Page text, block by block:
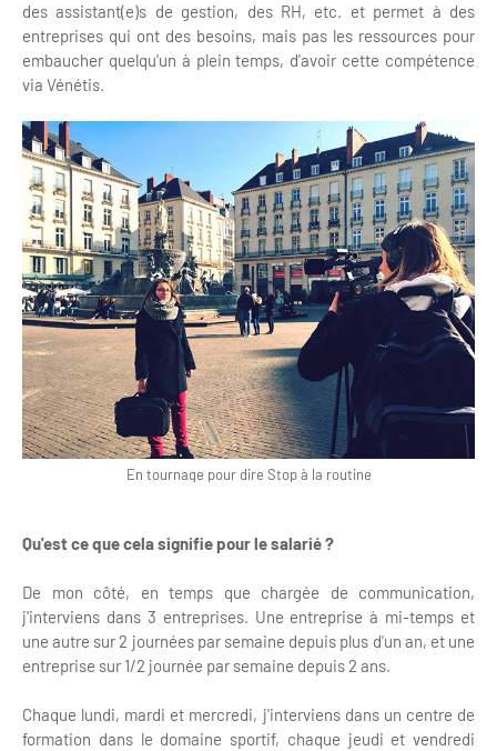
des assistant(e)s de gestion, des RH, etc. et permet à des
entreprises qui ont des besoins, mais pas les ressources pour
embaucher quelqu'un à plein temps, d'avoir cette compétence
via Vénétis.
En tournage pour dire Stop à la routine
Qu'est ce que cela signifie pour le salarié ?
De mon côté, en temps que chargée de communication,
j'interviens dans 3 entreprises. Une entreprise à mi-temps et
une autre sur 2 journées par semaine depuis plus d'un an, et une
entreprise sur 1/2 journée par semaine depuis 2 ans.
Chaque lundi, mardi et mercredi, j'interviens dans un centre de
formation dans le domaine sportif, chaque jeudi et vendredi